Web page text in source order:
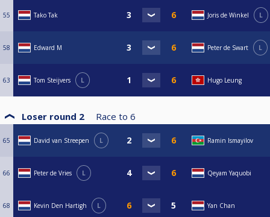
55 Tako Tak Joris de Winkel L
58 Edward M Peter de Swart L
63 Tom Steijvers L Hugo Leung
Loser round 2 Race to 6
65 David van Streepen L Ramin Ismayilov
66 Peter de Vries L Qeyam Yaquobi
68 Kevin Den Hartigh L Yan Chan